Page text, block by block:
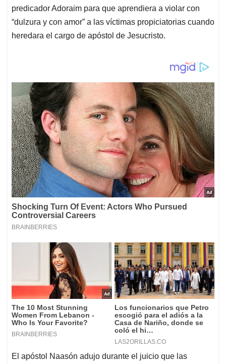
predicador Adoraim para que aprendiera a violar con
“dulzura y con amor” a las víctimas propiciatorias cuando
heredara el cargo de apóstol de Jesucristo.
El apóstol Naasón adujo durante el juicio que las